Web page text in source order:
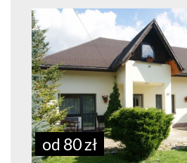
od 80 zł